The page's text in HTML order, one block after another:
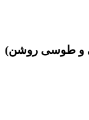
و طوسی روشن)